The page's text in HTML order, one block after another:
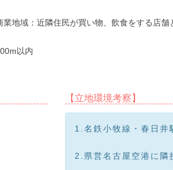
業地域：近隣住民が買い物、飲食をする店舗
以内
【立地環境考察】
1.名鉄小牧線・春日井
2.県営名古屋空港に隣